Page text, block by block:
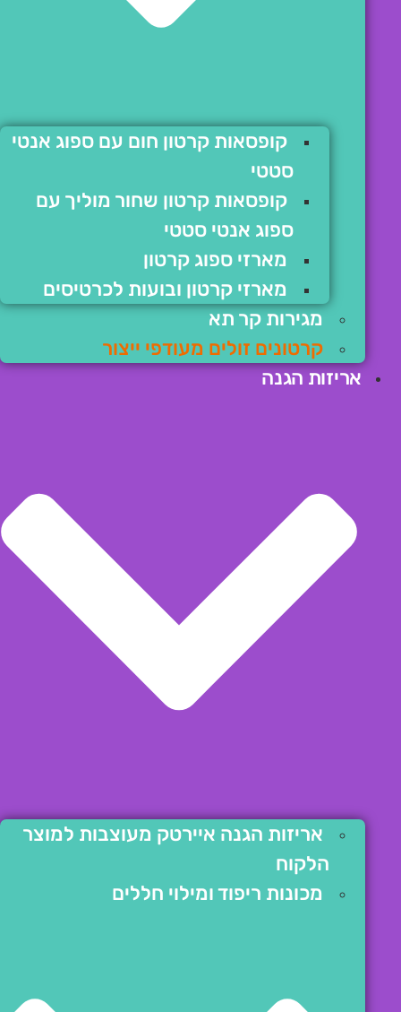
קופסאות קרטון חום עם ספוג אנטי
סטטי
קופסאות קרטון שחור מוליך עם
ספוג אנטי סטטי
מארזי ספוג קרטון
מארזי קרטון ובועות לכרטיסים
מגירות קר תא
קרטונים זולים מעודפי ייצור
אריזות הגנה
אריזות הגנה איירטק מעוצבות למוצר
הלקוח
מכונות ריפוד ומילוי חללים